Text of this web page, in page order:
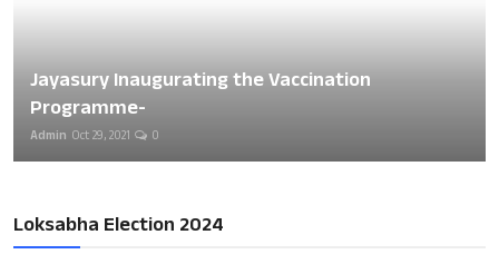
Jayasury Inaugurating the Vaccination
Programme-
Admin Oct 29, 2021 0
Loksabha Election 2024